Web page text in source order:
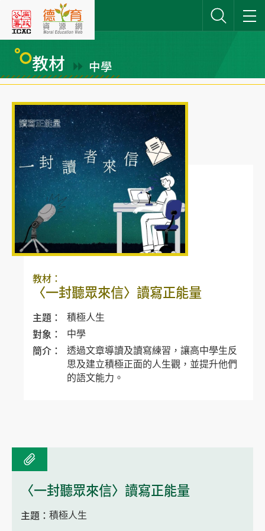
容
網站搜尋
教材 中學
教材：
〈一封聽眾來信〉讀寫正能量
主題： 積極人生
對象： 中學
簡介：
透過文章導讀及讀寫練習，讓高中學生反
思及建立積極正面的人生觀，並提升他們
的語文能力。
〈一封聽眾來信〉讀寫正能量
主題： 積極人生